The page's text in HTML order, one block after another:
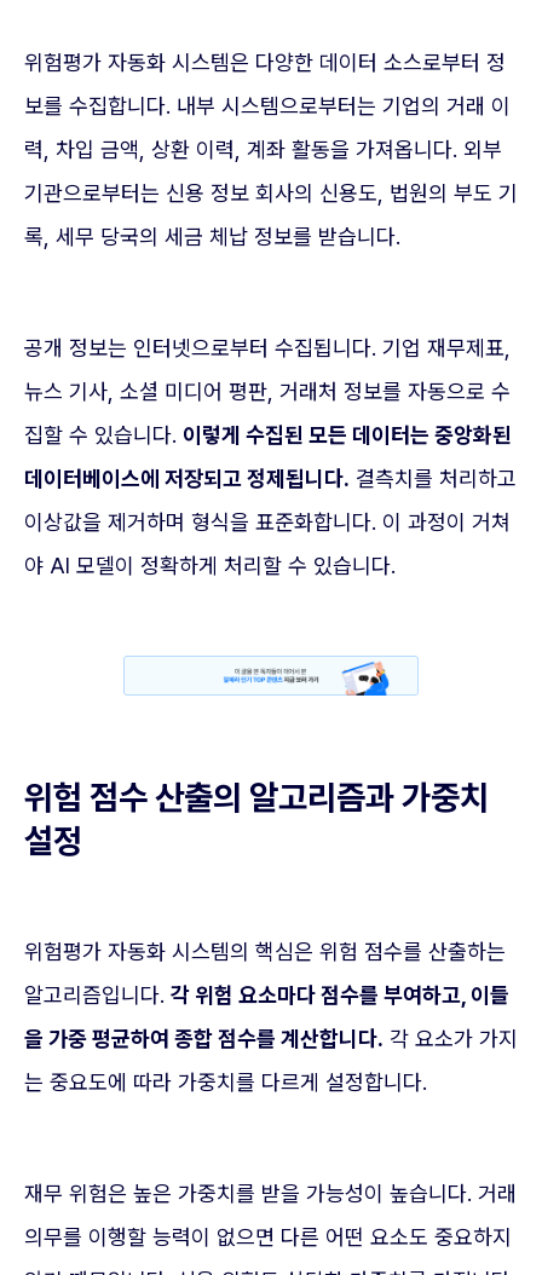
위험평가 자동화 시스템은 다양한 데이터 소스로부터 정
보를 수집합니다. 내부 시스템으로부터는 기업의 거래 이
력, 차입 금액, 상환 이력, 계좌 활동을 가져옵니다. 외부
기관으로부터는 신용 정보 회사의 신용도, 법원의 부도 기
록, 세무 당국의 세금 체납 정보를 받습니다.
공개 정보는 인터넷으로부터 수집됩니다. 기업 재무제표,
뉴스 기사, 소셜 미디어 평판, 거래처 정보를 자동으로 수
집할 수 있습니다. 이렇게 수집된 모든 데이터는 중앙화된
데이터베이스에 저장되고 정제됩니다. 결측치를 처리하고
이상값을 제거하며 형식을 표준화합니다. 이 과정이 거쳐
야 AI 모델이 정확하게 처리할 수 있습니다.
위험 점수 산출의 알고리즘과 가중치
설정
위험평가 자동화 시스템의 핵심은 위험 점수를 산출하는
알고리즘입니다. 각 위험 요소마다 점수를 부여하고, 이들
을 가중 평균하여 종합 점수를 계산합니다. 각 요소가 가지
는 중요도에 따라 가중치를 다르게 설정합니다.
재무 위험은 높은 가중치를 받을 가능성이 높습니다. 거래
의무를 이행할 능력이 없으면 다른 어떤 요소도 중요하지